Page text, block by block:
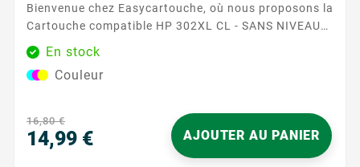
Bienvenue chez Easycartouche, où nous proposons la
Cartouche compatible HP 302XL CL - SANS NIVEAU
ENCRE , un choix de premier plan pour ceux qui
recherchent qualité et fiabilité dans leurs besoins
d'impression. Cette cartouche est conçue pour
garantissant que vos documents et images se
démarquent avec clarté et précision. La...
En stock
Couleur
16,80 €
14,99 € AJOUTER AU PANIER